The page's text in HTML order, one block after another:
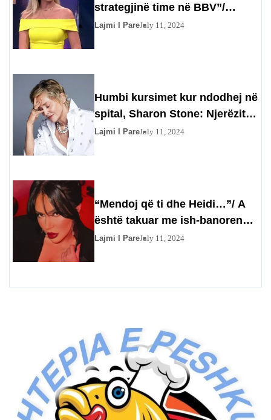
strategjinë time në BBV”/
Gazetarja injoron Olta Gixharin
Lajmi I PareJuly 11, 2024
Humbi kursimet kur ndodhej në
spital, Sharon Stone: Njerëzit
përfituan prej meje
Lajmi I PareJuly 11, 2024
“Mendoj që ti dhe Heidi…”/ A
është takuar me ish-banoren?
Efit nuk i kthehet përgjigje
Lajmi I PareJuly 11, 2024